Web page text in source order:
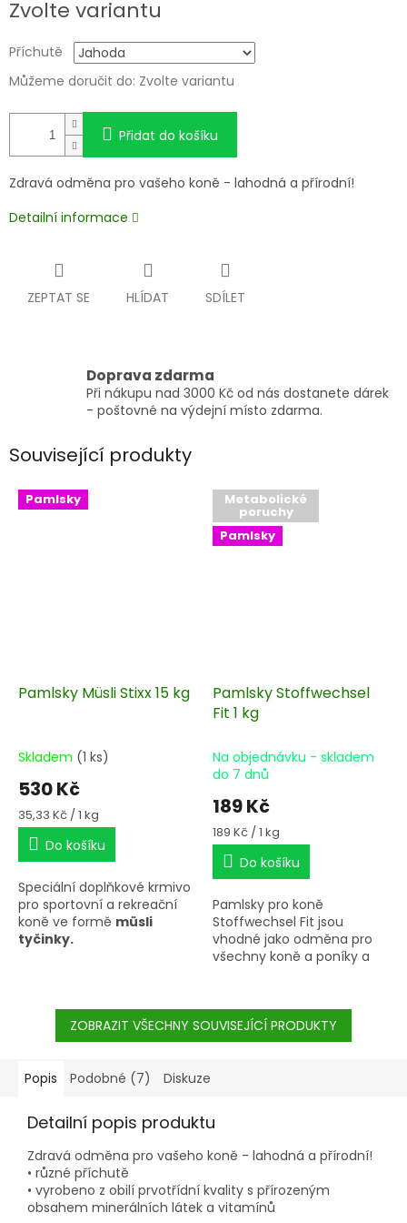
Zvolte variantu
Příchutě
Můžeme doručit do: Zvolte variantu
Přidat do košíku
Zdravá odměna pro vašeho koně - lahodná a přírodní!
Detailní informace
ZEPTAT SE HLÍDAT SDÍLET
Doprava zdarma
Při nákupu nad 3000 Kč od nás dostanete dárek
- poštovné na výdejní místo zdarma.
Související produkty
Pamlsky
Pamlsky Müsli Stixx 15 kg
Skladem (1 ks)
530 Kč
Měrná
cena:
35,33 Kč / 1 kg
Do košíku
Speciální doplňkové krmivo
pro sportovní a rekreační
koně ve formě müsli
tyčinky.
Metabolické
poruchy
Pamlsky
Pamlsky Stoffwechsel
Fit 1 kg
Na objednávku - skladem
do 7 dnů
189 Kč
Měrná
cena:
189 Kč / 1 kg
Do košíku
Pamlsky pro koně
Stoffwechsel Fit jsou
vhodné jako odměna pro
všechny koně a poníky a
ZOBRAZIT VŠECHNY SOUVISEJÍCÍ PRODUKTY
Popis Podobné (7) Diskuze
Detailní popis produktu
Zdravá odměna pro vašeho koně - lahodná a přírodní!
• různé příchutě
• vyrobeno z obilí prvotřídní kvality s přírozeným
obsahem minerálních látek a vitamínů